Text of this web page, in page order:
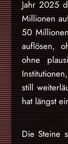
Jahr 2025
Millionen
50
auflösen,
ohne
still
hat längst
Die Steine